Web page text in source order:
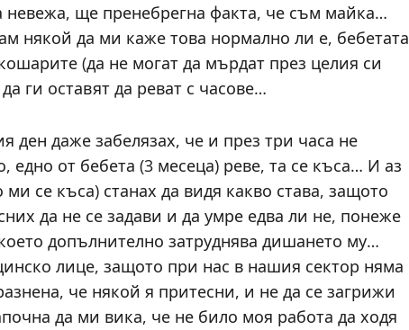
ще пренебрегна факта, че съм майка…
някой да ми каже това нормално ли е, бебетата
(да не могат да мърдат през целия си
ги оставят да реват с часове…
ден даже забелязах, че и през три часа не
едно от бебета (3 месеца) реве, та се къса… И аз
се къса) станах да видя какво става, защото
да не се задави и да умре едва ли не, понеже
допълнително затруднява дишането му…
лице, защото при нас в нашия сектор няма
че някой я притесни, и не да се загрижи
да ми вика, че не било моя работа да ходя